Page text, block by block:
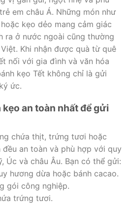
em châu Á. Những món như
kẹo dẻo mang cảm giác
ra ở nước ngoài cũng thường
Khi nhận được quà từ quê
nối với gia đình và văn hóa
kẹo Tết không chỉ là gửi
ức.
an toàn nhất để gửi
chứa thịt, trứng tươi hoặc
đều an toàn và phù hợp với quy
Úc và châu Âu. Bạn có thể gửi:
hương dừa hoặc bánh cacao.
gói công nghiệp.
trứng tươi.